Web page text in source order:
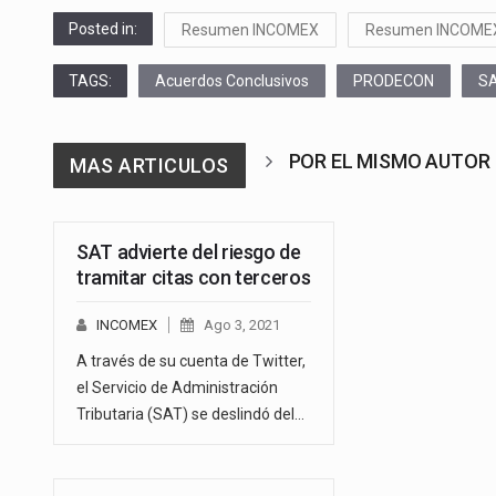
Posted in: Resumen INCOMEX Resumen
TAGS: Acuerdos Conclusivos PRODECON
MAS ARTICULOS POR EL MISMO AUTOR
SAT advierte del riesgo de
tramitar citas con terceros
INCOMEX Ago 3, 2021
A través de su cuenta de Twitter,
el Servicio de Administración
Tributaria (SAT) se deslindó del…